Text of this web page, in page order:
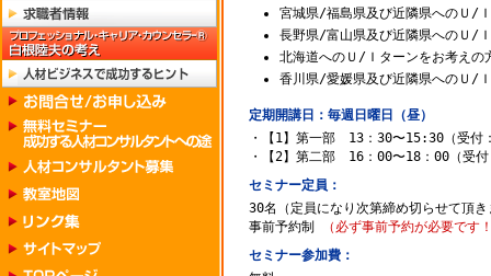
宮城県/福島県及び近隣県へのＵ/
長野県/富山県及び近隣県へのＵ/
北海道へのＵ/Ｉターンをお考えの
香川県/愛媛県及び近隣県へのＵ/
定期開講日：毎週日曜日（昼）
・【1】第一部 13：30〜15:30（受付
・【2】第二部 16：00〜18：00（受
セミナー定員：
30名（定員になり次第締め切らせて頂き
事前予約制
（必ず事前予約が必要です
セミナー参加費：